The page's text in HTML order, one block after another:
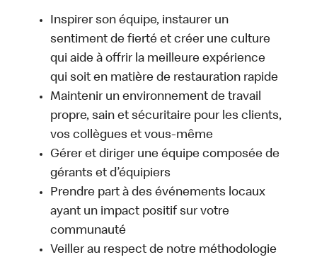
Inspirer son équipe, instaurer un
sentiment de fierté et créer une culture
qui aide à offrir la meilleure expérience
qui soit en matière de restauration rapide
Maintenir un environnement de travail
propre, sain et sécuritaire pour les clients,
vos collègues et vous-même
Gérer et diriger une équipe composée de
gérants et d’équipiers
Prendre part à des événements locaux
ayant un impact positif sur votre
communauté
Veiller au respect de notre méthodologie